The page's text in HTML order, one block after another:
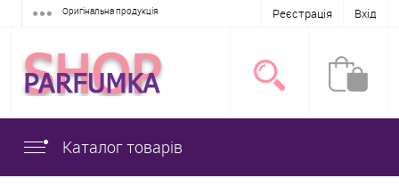
Оригінальна продукція Реєстрація Вхід
Каталог товарів